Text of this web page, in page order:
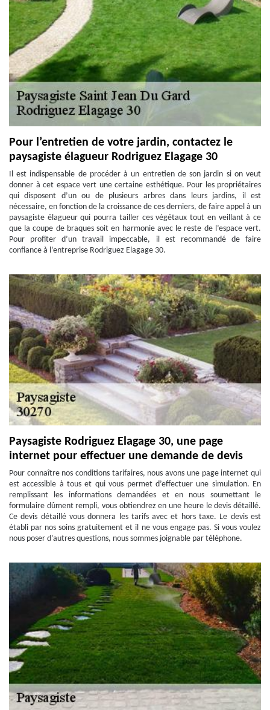
Pour l’entretien de votre jardin, contactez le
paysagiste élagueur Rodriguez Elagage 30
Il est indispensable de procéder à un entretien de son jardin si on veut
donner à cet espace vert une certaine esthétique. Pour les propriétaires
qui disposent d’un ou de plusieurs arbres dans leurs jardins, il est
nécessaire, en fonction de la croissance de ces derniers, de faire appel à un
paysagiste élagueur qui pourra tailler ces végétaux tout en veillant à ce
que la coupe de braques soit en harmonie avec le reste de l’espace vert.
Pour profiter d’un travail impeccable, il est recommandé de faire
confiance à l’entreprise Rodriguez Elagage 30.
Paysagiste Rodriguez Elagage 30, une page
internet pour effectuer une demande de devis
Pour connaître nos conditions tarifaires, nous avons une page internet qui
est accessible à tous et qui vous permet d’effectuer une simulation. En
remplissant les informations demandées et en nous soumettant le
formulaire dûment rempli, vous obtiendrez en une heure le devis détaillé.
Ce devis détaillé vous donnera les tarifs avec et hors taxe. Le devis est
établi par nos soins gratuitement et il ne vous engage pas. Si vous voulez
nous poser d’autres questions, nous sommes joignable par téléphone.